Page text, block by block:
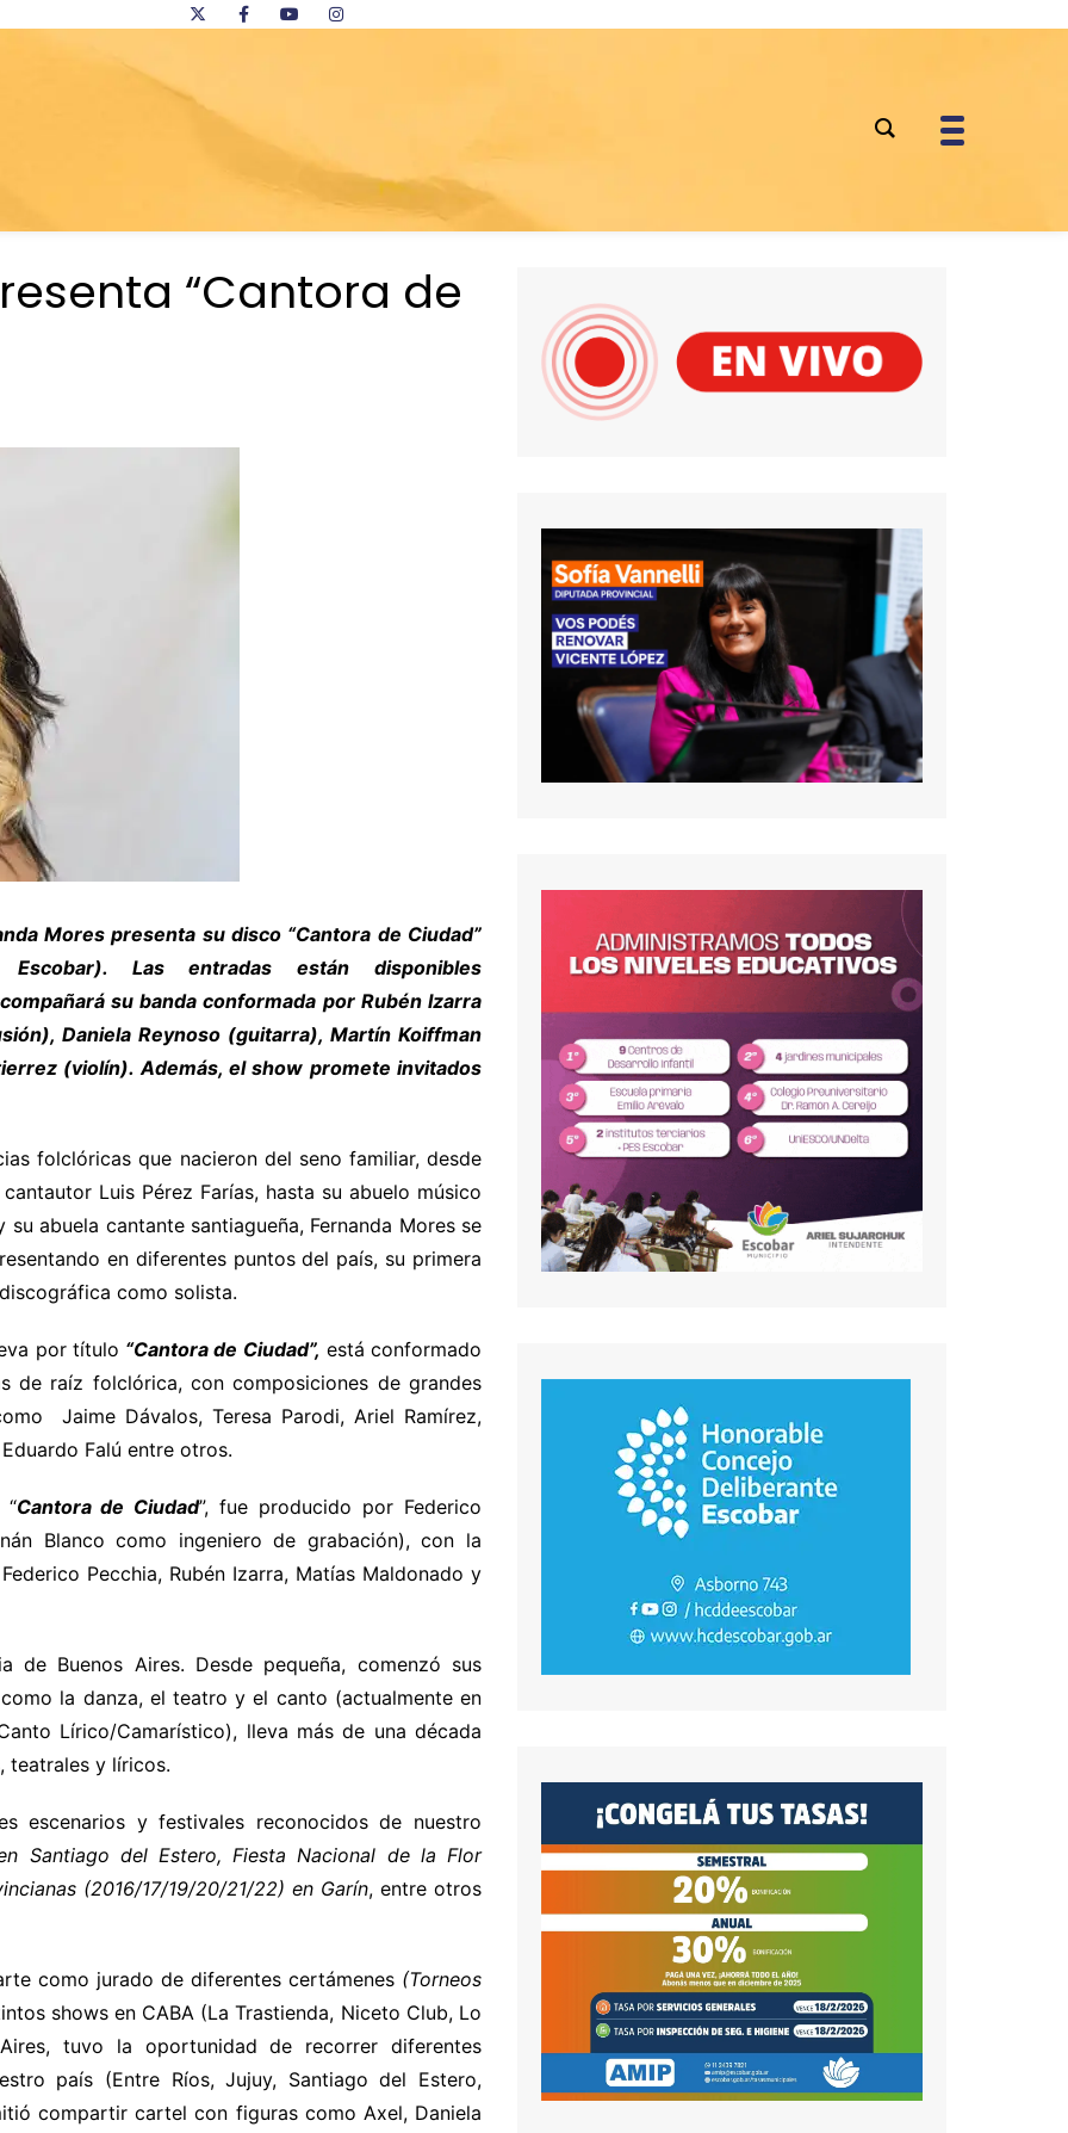
“Cantora de
Mores presenta su disco “Cantora de Ciudad”
Las entradas están disponibles
su banda conformada por Rubén Izarra
Daniela Reynoso (guitarra), Martín Koiffman
(violín). Además, el show promete invitados
folclóricas que nacieron del seno familiar, desde
Luis Pérez Farías, hasta su abuelo músico
su abuela cantante santiagueña, Fernanda Mores se
en diferentes puntos del país, su primera
como solista.
por título “Cantora de Ciudad”, está conformado
de raíz folclórica, con composiciones de grandes
Jaime Dávalos, Teresa Parodi, Ariel Ramírez,
Falú entre otros.
Cantora de Ciudad”, fue producido por Federico
Blanco como ingeniero de grabación), con la
Pecchia, Rubén Izarra, Matías Maldonado y
de Buenos Aires. Desde pequeña, comenzó sus
la danza, el teatro y el canto (actualmente en
Lírico/Camarístico), lleva más de una década
teatrales y líricos.
y festivales reconocidos de nuestro
Santiago del Estero, Fiesta Nacional de la Flor
(2016/17/19/20/21/22) en Garín, entre otros
como jurado de diferentes certámenes (Torneos
shows en CABA (La Trastienda, Niceto Club, Lo
tuvo la oportunidad de recorrer diferentes
país (Entre Ríos, Jujuy, Santiago del Estero,
compartir cartel con figuras como Axel, Daniela